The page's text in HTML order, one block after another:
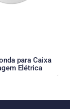
para Caixa
Elétrica